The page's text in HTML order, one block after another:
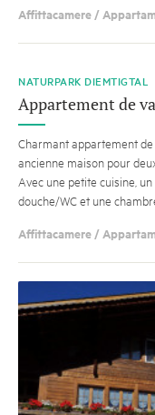
Affittacamere /
NATURPARK DIEMTIGTAL
Appartement de
Charmant appartement
ancienne maison pour
Avec une petite cuisine,
douche/WC et une
Affittacamere /